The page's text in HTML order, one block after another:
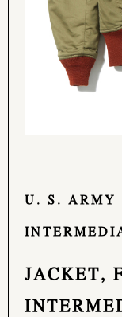
U. S. ARMY
JACKET,